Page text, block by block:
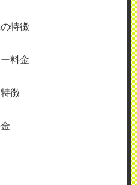
特徴
料金
徴